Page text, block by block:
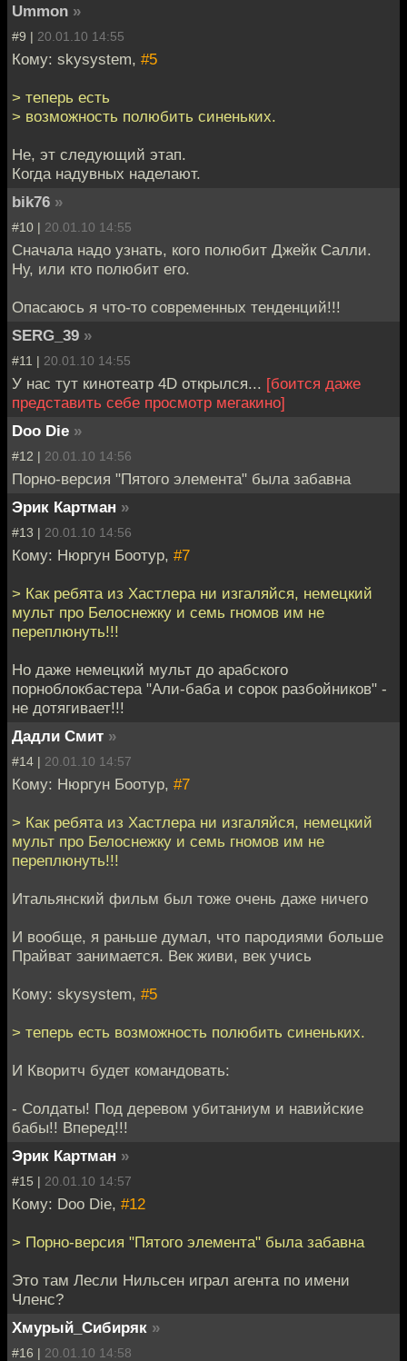
Ummon »
#9 | 20.01.10 14:55
Кому: skysystem, #5
> теперь есть
> возможность полюбить синеньких.
Не, эт следующий этап.
Когда надувных наделают.
bik76 »
#10 | 20.01.10 14:55
Сначала надо узнать, кого полюбит Джейк Салли.
Ну, или кто полюбит его.
Опасаюсь я что-то современных тенденций!!!
SERG_39 »
#11 | 20.01.10 14:55
У нас тут кинотеатр 4D открылся... [боится даже
представить себе просмотр мегакино]
Doo Die »
#12 | 20.01.10 14:56
Порно-версия "Пятого элемента" была забавна
Эрик Картман »
#13 | 20.01.10 14:56
Кому: Нюргун Боотур, #7
> Как ребята из Хастлера ни изгаляйся, немецкий
мульт про Белоснежку и семь гномов им не
переплюнуть!!!
Но даже немецкий мульт до арабского
порноблокбастера "Али-баба и сорок разбойников" -
не дотягивает!!!
Дадли Смит »
#14 | 20.01.10 14:57
Кому: Нюргун Боотур, #7
> Как ребята из Хастлера ни изгаляйся, немецкий
мульт про Белоснежку и семь гномов им не
переплюнуть!!!
Итальянский фильм был тоже очень даже ничего
И вообще, я раньше думал, что пародиями больше
Прайват занимается. Век живи, век учись
Кому: skysystem, #5
> теперь есть возможность полюбить синеньких.
И Кворитч будет командовать:
- Солдаты! Под деревом убитаниум и навийские
бабы!! Вперед!!!
Эрик Картман »
#15 | 20.01.10 14:57
Кому: Doo Die, #12
> Порно-версия "Пятого элемента" была забавна
Это там Лесли Нильсен играл агента по имени
Членс?
Хмурый_Сибиряк »
#16 | 20.01.10 14:58